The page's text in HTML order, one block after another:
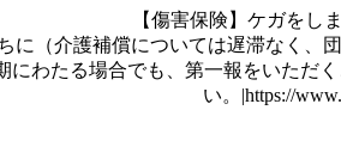
【傷害保険】ケガをし
に（介護補償については遅滞なく、
にわたる場合でも、第一報をいただ
い。|https://